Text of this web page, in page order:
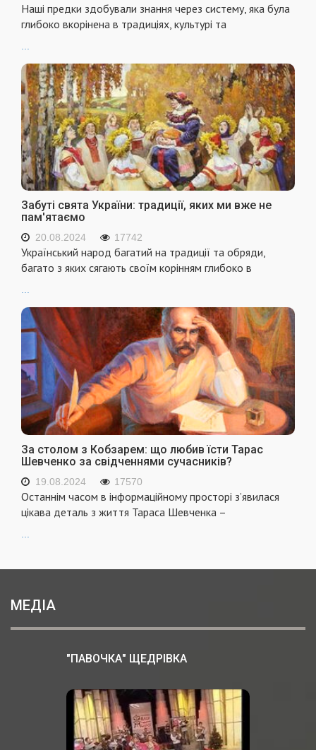
Наші предки здобували знання через систему, яка була
глибоко вкорінена в традиціях, культурі та
Забуті свята України: традиції, яких ми вже не
пам'ятаємо
20.08.2024 17742
Український народ багатий на традиції та обряди,
багато з яких сягають своїм корінням глибоко в
...
За столом з Кобзарем: що любив їсти Тарас
Шевченко за свідченнями сучасників?
19.08.2024 17570
Останнім часом в інформаційному просторі з’явилася
цікава деталь з життя Тараса Шевченка –
МЕДІА
"ПАВОЧКА" ЩЕДРІВКА